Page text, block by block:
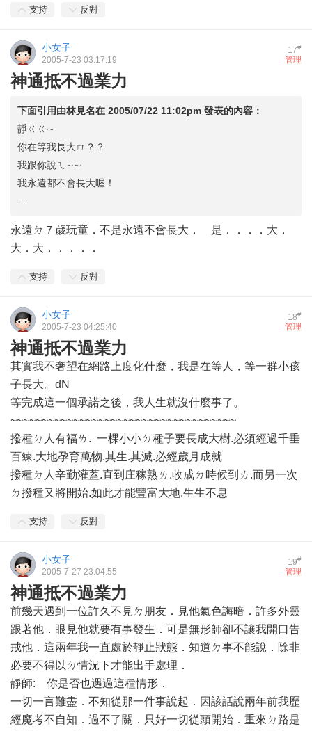
支持 反對
17#
小女子
管理
2005-7-23 03:17:19
神通抵不過業力
下面引用由林見名在 2005/07/22 11:02pm 發表的內容：
靜ㄍㄍ∼
你在等我長大ㄇ？？
我跟你說ㄟ∼∼
我永遠都不會長大喔！
永遠ㄉ７歲玩童．不是永遠不會長大． 是．．．．大．
大．大．．．．．
支持 反對
18#
小女子
管理
2005-7-23 04:25:40
神通抵不過業力
其實我不奢望在網路上度化什麼，我是在等人，等一群小孩
子長大。dN
等完成這一個承諾之後，我人生就沒什麼事了。
~~~~~~~~~~~~~~~~~~~~~~~~~~~~~~~~~~~~
撥種ㄉ人有福ㄌ. 一棵小小ㄉ種子要長成大樹.必須經過千垂
百練.大地孕育萬物.其生.其滅.必經歲月成就
撥種ㄉ人辛勤灌蓋.直到庄稼熟ㄌ.收成ㄉ時候到ㄌ.而另一次
ㄉ撥種又將開始.如此才能豐富大地.生生不息
支持 反對
19#
小女子
管理
2005-7-27 23:04:55
神通抵不過業力
前幾天遇到一位許久不見ㄉ朋友．見他氣色誨暗．許多外靈
跟著他．眼見他就要有事發生．可是無形師卻不讓我開口告
戒他．這兩年我一直處於靜止狀態．知道ㄉ事不能說．除非
必要不得以ㄉ情況下才能出手處理．
靜師: 你是否也遇過這種情形．
一切一言難盡．不知從那一件事說起．因該話說兩年前我歷
經魔考不自知．過不了關．只好一切從頭開始．重來ㄉ路是